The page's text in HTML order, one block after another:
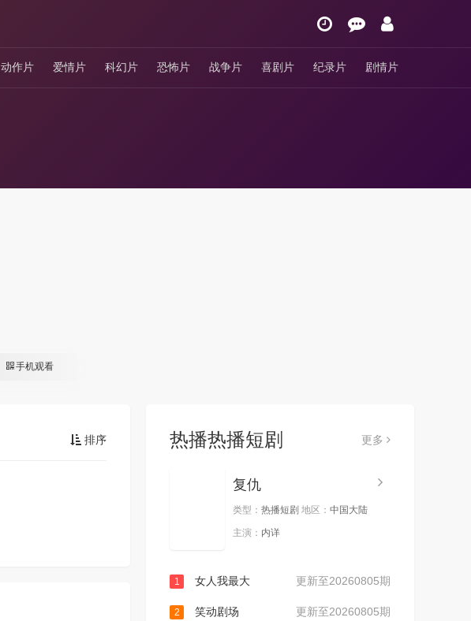
动作片 爱情片 科幻片 恐怖片 战争片 喜剧片 纪录片 剧情片
手机观看
排序 热播热播短剧 更多
复仇
类型： 热播短剧 地区： 中国大陆
主演： 内详
更新至20260805期
1 女人我最大
更新至20260805期
2 笑动剧场